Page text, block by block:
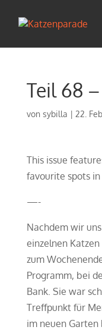
Teil 68
von sybilla | 22.
This issue
favourite spots
—-
Nachdem wir
einzelnen
zum
Programm, bei
Bank. Sie war
Treffpunkt für
im neuen Garten